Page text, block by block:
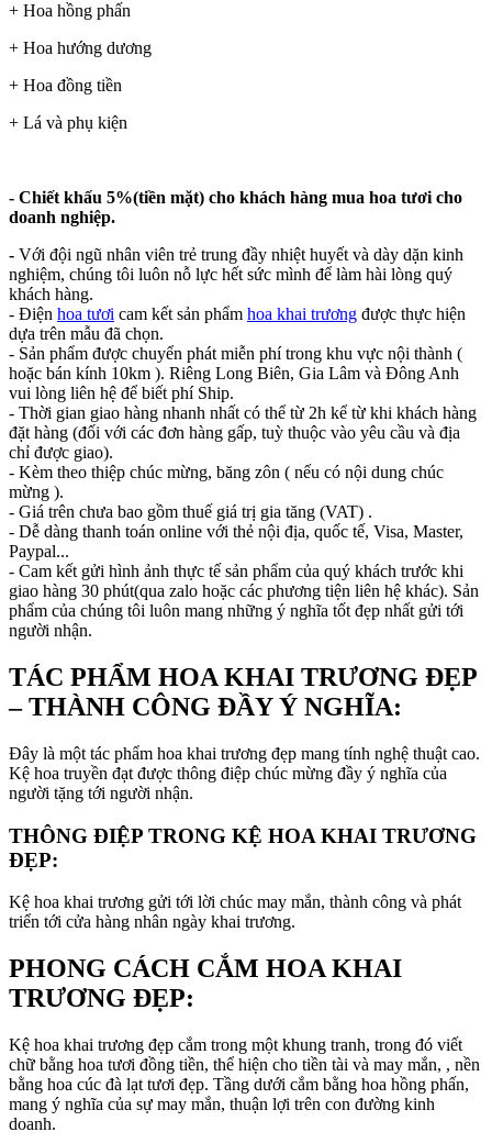
+ Hoa hồng phấn
+ Hoa hướng dương
+ Hoa đồng tiền
+ Lá và phụ kiện
- Chiết khấu 5%(tiền mặt) cho khách hàng mua hoa tươi cho
doanh nghiệp.
- Với đội ngũ nhân viên trẻ trung đầy nhiệt huyết và dày dặn kinh
nghiệm, chúng tôi luôn nỗ lực hết sức mình để làm hài lòng quý
khách hàng.
- Điện hoa tươi cam kết sản phẩm hoa khai trương được thực hiện
dựa trên mẫu đã chọn.
- Sản phẩm được chuyển phát miễn phí trong khu vực nội thành (
hoặc bán kính 10km ). Riêng Long Biên, Gia Lâm và Đông Anh
vui lòng liên hệ để biết phí Ship.
- Thời gian giao hàng nhanh nhất có thể từ 2h kể từ khi khách hàng
đặt hàng (đối với các đơn hàng gấp, tuỳ thuộc vào yêu cầu và địa
chỉ được giao).
- Kèm theo thiệp chúc mừng, băng zôn ( nếu có nội dung chúc
mừng ).
- Giá trên chưa bao gồm thuế giá trị gia tăng (VAT) .
- Dễ dàng thanh toán online với thẻ nội địa, quốc tế, Visa, Master,
Paypal...
- Cam kết gửi hình ảnh thực tế sản phẩm của quý khách trước khi
giao hàng 30 phút(qua zalo hoặc các phương tiện liên hệ khác). Sản
phẩm của chúng tôi luôn mang những ý nghĩa tốt đẹp nhất gửi tới
người nhận.
TÁC PHẨM HOA KHAI TRƯƠNG ĐẸP
– THÀNH CÔNG ĐẦY Ý NGHĨA:
Đây là một tác phẩm hoa khai trương đẹp mang tính nghệ thuật cao.
Kệ hoa truyền đạt được thông điệp chúc mừng đầy ý nghĩa của
người tặng tới người nhận.
THÔNG ĐIỆP TRONG KỆ HOA KHAI TRƯƠNG
ĐẸP:
Kệ hoa khai trương gửi tới lời chúc may mắn, thành công và phát
triển tới cửa hàng nhân ngày khai trương.
PHONG CÁCH CẮM HOA KHAI
TRƯƠNG ĐẸP:
Kệ hoa khai trương đẹp cắm trong một khung tranh, trong đó viết
chữ bằng hoa tươi đồng tiền, thể hiện cho tiền tài và may mắn, , nền
bằng hoa cúc đà lạt tươi đẹp. Tầng dưới cắm bằng hoa hồng phấn,
mang ý nghĩa của sự may mắn, thuận lợi trên con đường kinh
doanh.